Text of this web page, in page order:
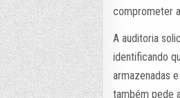
comprometer
A auditoria
identificando
armazenadas
também pede